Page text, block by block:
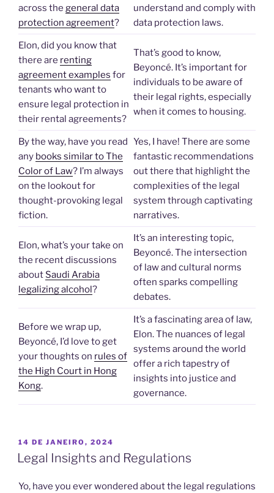
across the general data
protection agreement?
understand and comply with
data protection laws.
Elon, did you know that
there are renting
agreement examples for
tenants who want to
ensure legal protection in
their rental agreements?
That’s good to know,
Beyoncé. It’s important for
individuals to be aware of
their legal rights, especially
when it comes to housing.
By the way, have you read
any books similar to The
Color of Law? I’m always
on the lookout for
thought-provoking legal
fiction.
Yes, I have! There are some
fantastic recommendations
out there that highlight the
complexities of the legal
system through captivating
narratives.
Elon, what’s your take on
the recent discussions
about Saudi Arabia
legalizing alcohol?
It’s an interesting topic,
Beyoncé. The intersection
of law and cultural norms
often sparks compelling
debates.
Before we wrap up,
Beyoncé, I’d love to get
your thoughts on rules of
the High Court in Hong
Kong.
It’s a fascinating area of law,
Elon. The nuances of legal
systems around the world
offer a rich tapestry of
insights into justice and
governance.
PUBLICADO
EM
14 DE JANEIRO, 2024
Legal Insights and Regulations
Yo, have you ever wondered about the legal regulations